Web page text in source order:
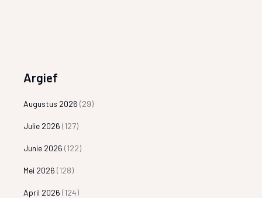
Argief
Augustus 2026 (29)
Julie 2026 (127)
Junie 2026 (122)
Mei 2026 (128)
April 2026 (124)